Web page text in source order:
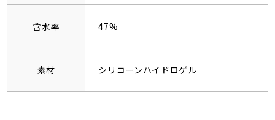
含水率 47%
素材 シリコーンハイドロゲル